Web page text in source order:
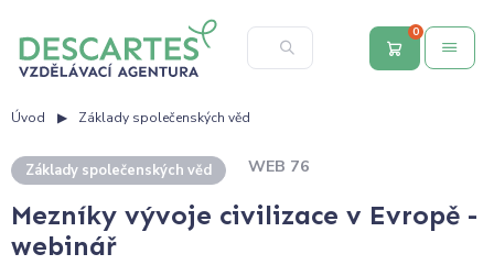
0
Úvod Základy společenských věd
Základy společenských věd WEB 76
Mezníky vývoje civilizace v Evropě -
webinář